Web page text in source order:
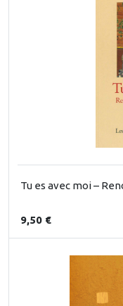
Tu es avec moi –
9,50 €